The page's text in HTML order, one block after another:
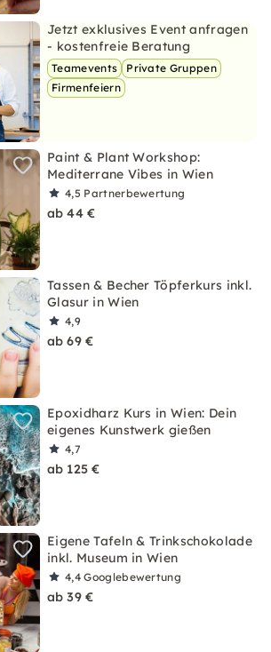
Jetzt exklusives Event anfragen
- kostenfreie Beratung
Teamevents
Private Gruppen
Firmenfeiern
Paint & Plant Workshop:
Mediterrane Vibes in Wien
4,5 Partnerbewertung
ab 44 €
Tassen & Becher Töpferkurs inkl.
Glasur in Wien
4,9
ab 69 €
Epoxidharz Kurs in Wien: Dein
eigenes Kunstwerk gießen
4,7
ab 125 €
Eigene Tafeln & Trinkschokolade
inkl. Museum in Wien
4,4Googlebewertung
ab 39 €